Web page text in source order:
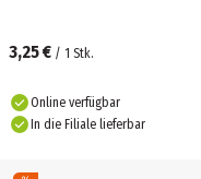
3,25 € / 1 Stk.
Online verfügbar
In die Filiale lieferbar